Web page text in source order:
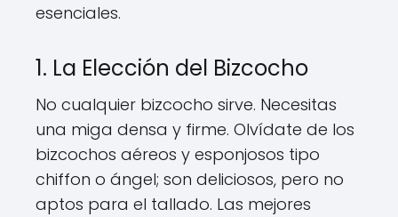
esenciales.
1. La Elección del Bizcocho
No cualquier bizcocho sirve. Necesitas
una miga densa y firme. Olvídate de los
bizcochos aéreos y esponjosos tipo
chiffon o ángel; son deliciosos, pero no
aptos para el tallado. Las mejores